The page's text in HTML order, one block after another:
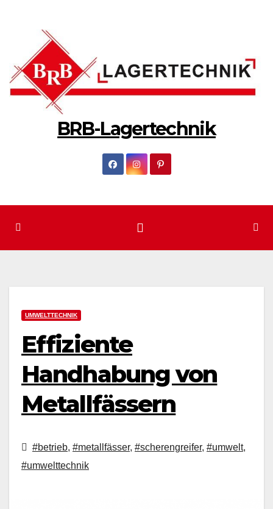
BRB-Lagertechnik
UMWELTTECHNIK
Effiziente
Handhabung von
Metallfässern
#betrieb, #metallfässer, #scherengreifer, #umwelt,
#umwelttechnik